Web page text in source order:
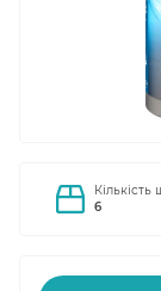
6